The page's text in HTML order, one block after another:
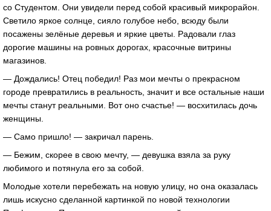
со Студентом. Они увидели перед собой красивый микрорайон.
Светило яркое солнце, сияло голубое небо, всюду были
посажены зелёные деревья и яркие цветы. Радовали глаз
дорогие машины на ровных дорогах, красочные витрины
магазинов.
— Дождались! Отец победил! Раз мои мечты о прекрасном
городе превратились в реальность, значит и все остальные наши
мечты станут реальными. Вот оно счастье! — восхитилась дочь
женщины.
— Само пришло! — закричал парень.
— Бежим, скорее в свою мечту, — девушка взяла за руку
любимого и потянула его за собой.
Молодые хотели перебежать на новую улицу, но она оказалась
лишь искусно сделанной картинкой по новой технологии